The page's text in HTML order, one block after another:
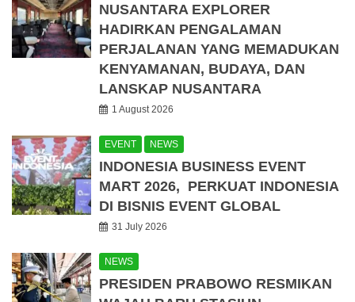
NUSANTARA EXPLORER
HADIRKAN PENGALAMAN
PERJALANAN YANG MEMADUKAN
KENYAMANAN, BUDAYA, DAN
LANSKAP NUSANTARA
1 August 2026
EVENT NEWS
INDONESIA BUSINESS EVENT
MART 2026, PERKUAT INDONESIA
DI BISNIS EVENT GLOBAL
31 July 2026
NEWS
PRESIDEN PRABOWO RESMIKAN